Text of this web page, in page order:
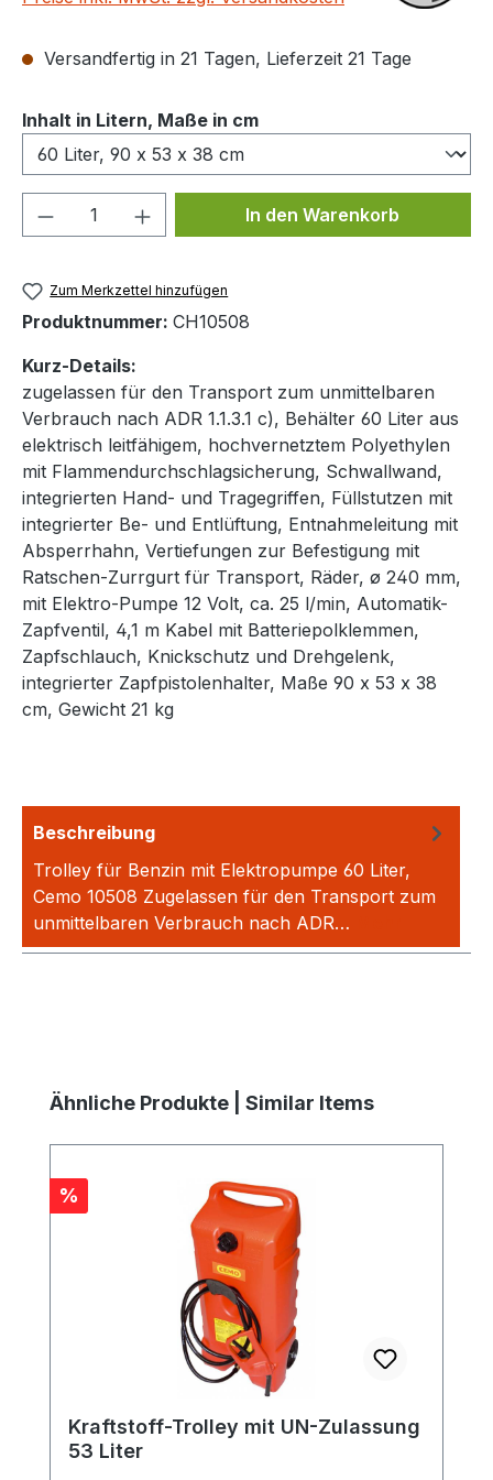
Versandfertig in 21 Tagen, Lieferzeit 21 Tage
Inhalt in Litern, Maße in cmauswählen
Produkt Anzahl: Gib denIn den Warenkorb
Zum Merkzettel hinzufügen
Produktnummer: CH10508
Kurz-Details:
zugelassen für den Transport zum unmittelbaren
Verbrauch nach ADR 1.1.3.1 c), Behälter 60 Liter aus
elektrisch leitfähigem, hochvernetztem Polyethylen
mit Flammendurchschlagsicherung, Schwallwand,
integrierten Hand- und Tragegriffen, Füllstutzen mit
integrierter Be- und Entlüftung, Entnahmeleitung mit
Absperrhahn, Vertiefungen zur Befestigung mit
Ratschen-Zurrgurt für Transport, Räder, ø 240 mm,
mit Elektro-Pumpe 12 Volt, ca. 25 l/min, Automatik-
Zapfventil, 4,1 m Kabel mit Batteriepolklemmen,
Zapfschlauch, Knickschutz und Drehgelenk,
integrierter Zapfpistolenhalter, Maße 90 x 53 x 38
cm, Gewicht 21 kg
Beschreibung
Trolley für Benzin mit Elektropumpe 60 Liter,
Cemo 10508 Zugelassen für den Transport zum
unmittelbaren Verbrauch nach ADR…
Produktgalerie überspringen
Ähnliche Produkte | Similar Items
Rabatt
%
Kraftstoff-Trolley mit UN-Zulassung
53 Liter